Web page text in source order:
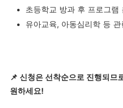
초등학교 방과 후 프로그램
유아교육, 아동심리학 등
📌 신청은 선착순으로 진행되므
원하세요!